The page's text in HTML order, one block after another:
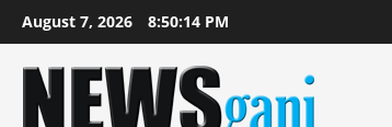
Skip
to
content
August 7, 2026 8:50:15 PM